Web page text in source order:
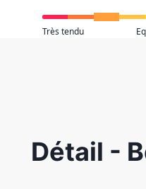
Très tendu
Détail -